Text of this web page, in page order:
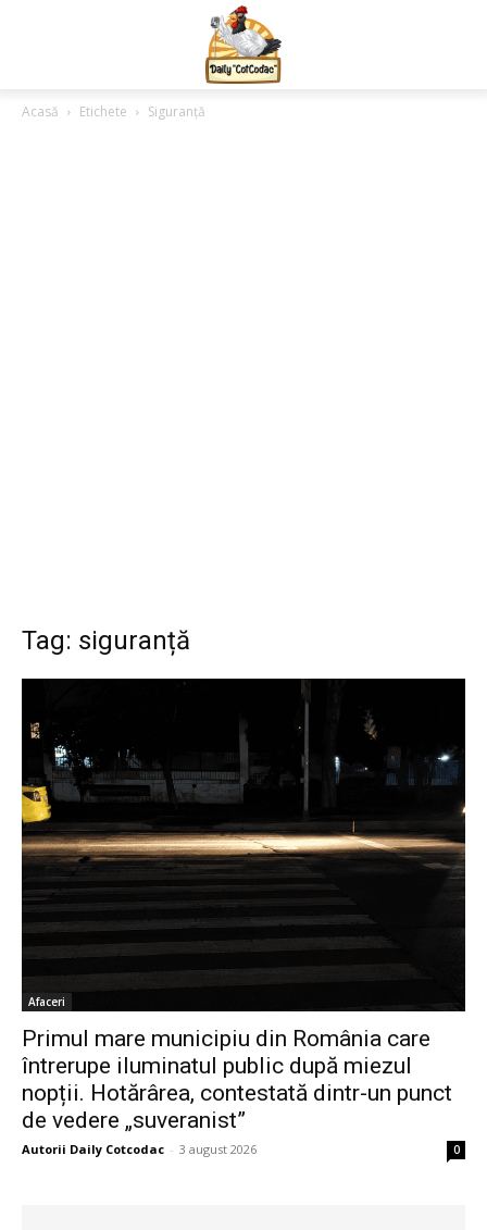
Acasă Etichete Siguranță
Tag: siguranță
Afaceri
Primul mare municipiu din România care
întrerupe iluminatul public după miezul
nopții. Hotărârea, contestată dintr-un punct
de vedere „suveranist”
Autorii Daily Cotcodac - 3 august 2026 0